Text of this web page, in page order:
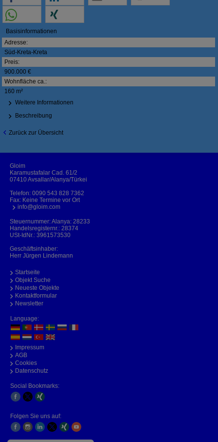
Basisinformationen
Adresse:
Süd-Kreta-Kreta
Preis:
900.000 €
Wohnfläche ca.:
160 m²
Weitere Informationen
Beschreibung
Zurück zur Übersicht
Gloim
Karamustafalar Cad. 61/2
07410 Avsallar/Alanya/Türkei
Telefon: 0090 543 828 7362
Fax: Keine Termine vor Ort
info@gloim.com
Steuernummer: Alanya: 28233
Handelsregisternr.: 28374
USt-IdNr.: 3961573530
Geschäftsinhaber:
Herr Jürgen Lindemann
Startseite
Objekt Suche
Neueste Objekte
Kontaktformular
Newsletter
Language:
Impressum
AGB
Cookies
Datenschutz
Social Bookmarks:
Folgen Sie uns auf: